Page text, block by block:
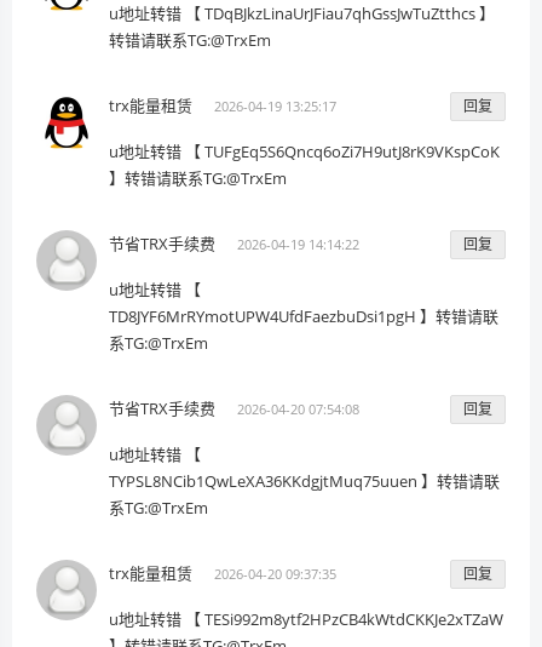
u地址转错 【 TDqBJkzLinaUrJFiau7qhGssJwTuZtthcs 】
转错请联系TG:@TrxEm
trx能量租赁 2026-04-19 13:25:17 回复
u地址转错 【 TUFgEq5S6Qncq6oZi7H9utJ8rK9VKspCoK
】转错请联系TG:@TrxEm
节省TRX手续费 2026-04-19 14:14:22 回复
u地址转错 【
TD8JYF6MrRYmotUPW4UfdFaezbuDsi1pgH 】转错请联
系TG:@TrxEm
节省TRX手续费 2026-04-20 07:54:08 回复
u地址转错 【
TYPSL8NCib1QwLeXA36KKdgjtMuq75uuen 】转错请联
系TG:@TrxEm
trx能量租赁 2026-04-20 09:37:35 回复
u地址转错 【 TESi992m8ytf2HPzCB4kWtdCKKJe2xTZaW